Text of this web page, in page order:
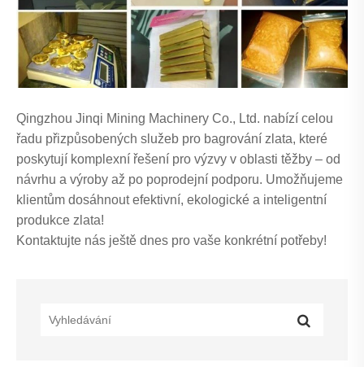
Qingzhou Jinqi Mining Machinery Co., Ltd. nabízí celou
řadu přizpůsobených služeb pro bagrování zlata, které
poskytují komplexní řešení pro výzvy v oblasti těžby – od
návrhu a výroby až po poprodejní podporu. Umožňujeme
klientům dosáhnout efektivní, ekologické a inteligentní
produkce zlata!
Kontaktujte nás ještě dnes pro vaše konkrétní potřeby!